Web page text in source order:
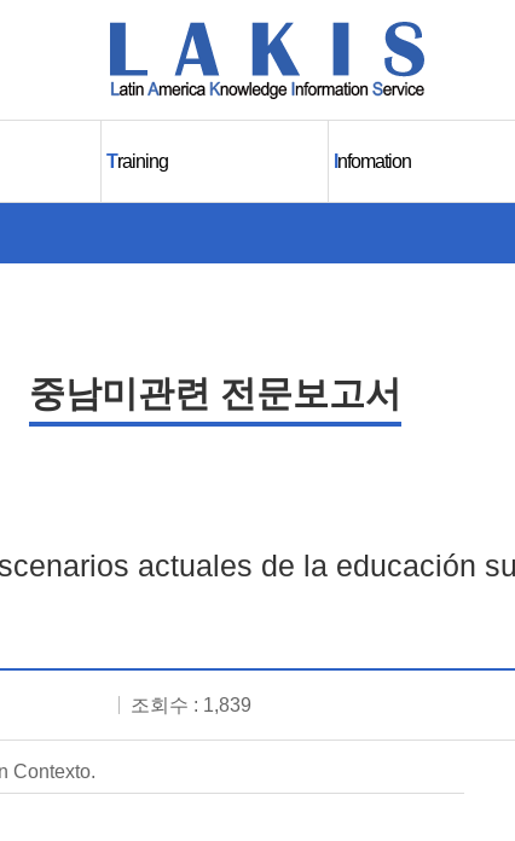
Training nfomation
중남미관련 전문보고서
actuales de la educación
조회수 : 1,839
Contexto.